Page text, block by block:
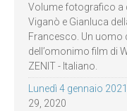
Volume fotografico a
Viganò e Gianluca
Francesco. Un uomo
dell’omonimo film di
ZENIT - Italiano.
Lunedì 4 gennaio
29, 2020